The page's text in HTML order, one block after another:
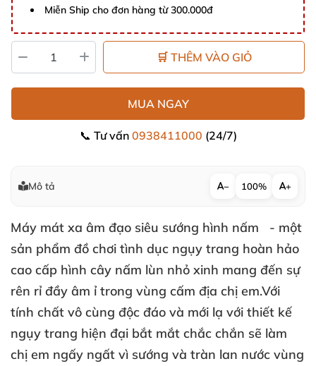
Miễn Ship cho đơn hàng từ 300.000đ
🛒 THÊM VÀO GIỎ
MUA NGAY
📞 Tư vấn 0938411000 (24/7)
Mô tả − 100% +
Máy mát xa âm đạo siêu sướng hình nấm
- một
sản phẩm đồ chơi tình dục ngụy trang hoàn hảo
cao cấp hình cây nấm lùn nhỏ xinh mang đến sự
rên rỉ đầy âm ỉ trong vùng cấm địa chị em.Với
tính chất vô cùng độc đáo và mới lạ với thiết kế
ngụy trang hiện đại bắt mắt chắc chắn sẽ làm
chị em ngấy ngất vì sướng và tràn lan nước vùng